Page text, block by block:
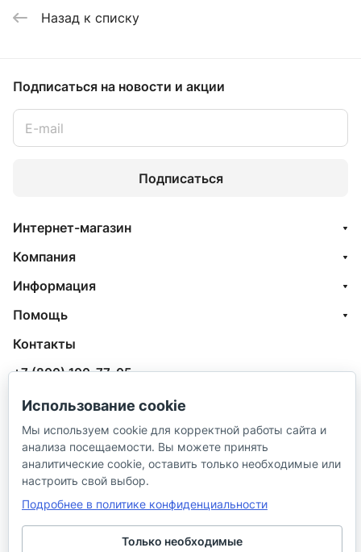
Назад к списку
Подписаться на новости и акции
Подписаться
Интернет-магазин
Компания
Информация
Помощь
Контакты
+7 (800) 100-77-05
info@aquatehnik.com
г. Краснодар (Центр),
ул. Чкалова, 167
Использование cookie
Мы используем cookie для корректной работы сайта и
анализа посещаемости. Вы можете принять
аналитические cookie, оставить только необходимые или
настроить свой выбор.
Подробнее в политике конфиденциальности
Только необходимые